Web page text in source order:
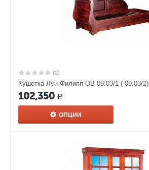
(0)
Кушетка Луи Филипп ОВ 09.03/1 ( 09.03/2)
102,350 Р
ОПЦИИ